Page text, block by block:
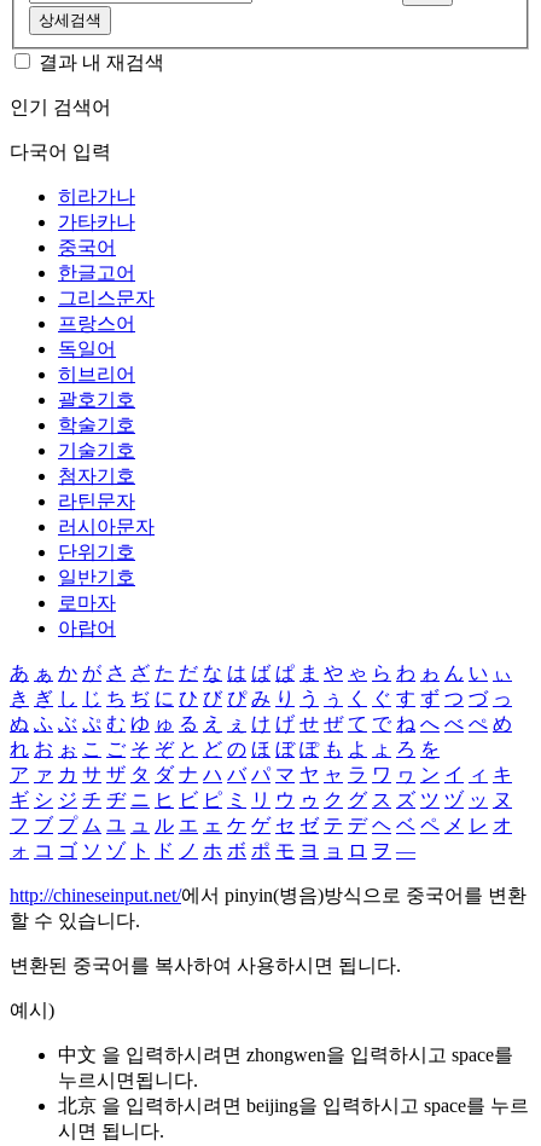
상세검색
결과 내 재검색
인기 검색어
다국어 입력
히라가나
가타카나
중국어
한글고어
그리스문자
프랑스어
독일어
히브리어
괄호기호
학술기호
기술기호
첨자기호
라틴문자
러시아문자
단위기호
일반기호
로마자
아랍어
あ ぁ か が さ ざ た だ な は ば ぱ ま や ゃ ら わ ゎ ん い ぃ
き ぎ し じ ち ぢ に ひ び ぴ み り う ぅ く ぐ す ず つ づ っ
ぬ ふ ぶ ぷ む ゆ ゅ る え ぇ け げ せ ぜ て で ね へ べ ぺ め
れ お ぉ こ ご そ ぞ と ど の ほ ぼ ぽ も よ ょ ろ を
ア ァ カ サ ザ タ ダ ナ ハ バ パ マ ヤ ャ ラ ワ ヮ ン イ ィ キ
ギ シ ジ チ ヂ ニ ヒ ビ ピ ミ リ ウ ゥ ク グ ス ズ ツ ヅ ッ ヌ
フ ブ プ ム ユ ュ ル エ ェ ケ ゲ セ ゼ テ デ ヘ ベ ペ メ レ オ
ォ コ ゴ ソ ゾ ト ド ノ ホ ボ ポ モ ヨ ョ ロ ヲ ―
http://chineseinput.net/에서 pinyin(병음)방식으로 중국어를 변환
할 수 있습니다.
변환된 중국어를 복사하여 사용하시면 됩니다.
예시)
中文 을 입력하시려면 zhongwen을 입력하시고 space를
누르시면됩니다.
北京 을 입력하시려면 beijing을 입력하시고 space를 누르
시면 됩니다.